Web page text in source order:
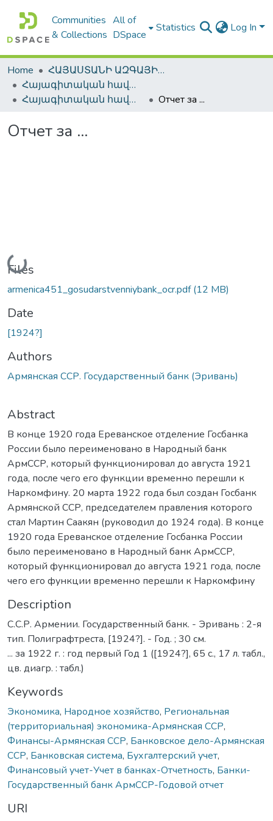
Communities
& Collections
All of
DSpace
Statistics Log In
Home
ՀԱՅԱՍՏԱՆԻ ԱԶԳԱՅԻՆ ԳՐԱԴԱՐԱՆԻ ԹՎԱՅԻՆ ՊԱՀՈՑ / DIGITAL REPOSITORY OF NLA
Հայագիտական հավաքածու / Armenica
Հայագիտական հավաքածու / Armenica
Отчет за ...
Отчет за ...
Loading...
Files
armenica451_gosudarstvenniybank_ocr.pdf(12 MB)
Date
[1924?]
Authors
Армянская ССР. Государственный банк (Эривань)
Abstract
В конце 1920 года Ереванское отделение Госбанка
России было переименовано в Народный банк
АрмССР, который функционировал до августа 1921
года, после чего его функции временно перешли к
Наркомфину. 20 марта 1922 года был создан Госбанк
Армянской ССР, председателем правления которого
стал Мартин Саакян (руководил до 1924 года). В конце
1920 года Ереванское отделение Госбанка России
было переименовано в Народный банк АрмССР,
который функционировал до августа 1921 года, после
чего его функции временно перешли к Наркомфину
Description
С.С.Р. Армении. Государственный банк. - Эривань : 2-я
тип. Полиграфтреста, [1924?]. - Год. ; 30 см.
... за 1922 г. : год первый Год 1 ([1924?], 65 с., 17 л. табл.,
цв. диагр. : табл.)
Keywords
Экономика, Народное хозяйство, Региональная
(территориальная) экономика-Армянская ССР,
Финансы-Армянская ССР, Банковское дело-Армянская
ССР, Банковская система, Бухгалтерский учет,
Финансовый учет-Учет в банках-Отчетность, Банки-
Государственный банк АрмССР-Годовой отчет
URI